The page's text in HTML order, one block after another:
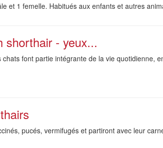
et 1 femelle. Habitués aux enfants et autres
shorthair - yeux...
font partie intégrante de la vie quotidienne,
pucés, vermifugés et partiront avec leur